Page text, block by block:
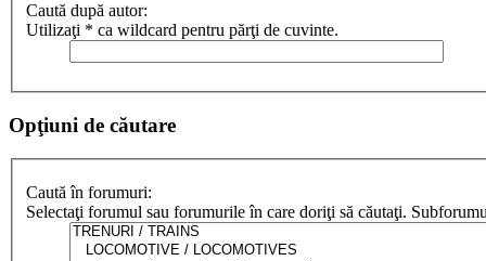
Caută după autor:
Utilizaţi * ca wildcard pentru părţi de cuvinte.
Opţiuni de căutare
Caută în forumuri:
Selectaţi forumul sau forumurile în care doriţi să căutaţi.